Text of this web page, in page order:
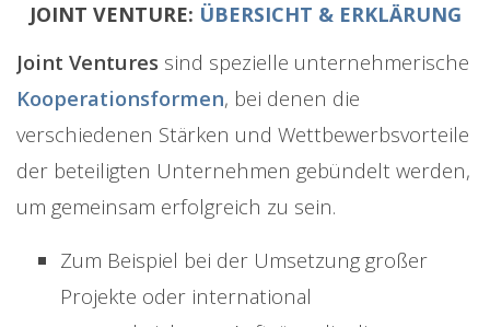
JOINT VENTURE: ÜBERSICHT & ERKLÄRUNG
Joint Ventures sind spezielle unternehmerische
Kooperationsformen, bei denen die
verschiedenen Stärken und Wettbewerbsvorteile
der beteiligten Unternehmen gebündelt werden,
um gemeinsam erfolgreich zu sein.
Zum Beispiel bei der Umsetzung großer
Projekte oder international